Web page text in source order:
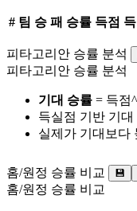
# 팀 승 패 승률 득점
피타고리안 승률 분석
피타고리안 승률 분석
기대 승률 = 득점
득실점 기반 기대
실제가 기대보다
홈/원정 승률 비교 💾
홈/원정 승률 비교